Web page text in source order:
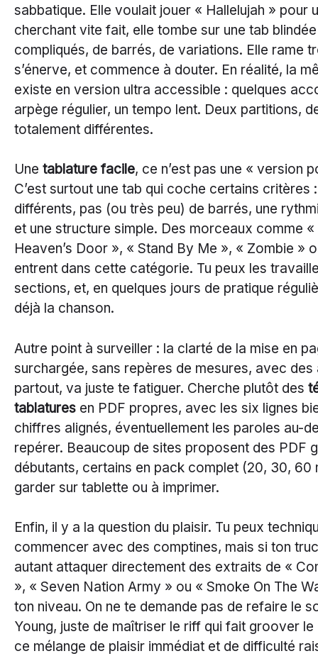
sabbatique. Elle voulait jouer « Hallelujah » pour
cherchant vite fait, elle tombe sur une tab blindée
compliqués, de barrés, de variations. Elle rame
s’énerve, et commence à douter. En réalité, la
existe en version ultra accessible : quelques
arpège régulier, un tempo lent. Deux partitions,
totalement différentes.
Une tablature facile, ce n’est pas une « version
C’est surtout une tab qui coche certains critères
différents, pas (ou très peu) de barrés, une
et une structure simple. Des morceaux comme «
Heaven’s Door », « Stand By Me », « Zombie »
entrent dans cette catégorie. Tu peux les
sections, et, en quelques jours de pratique
déjà la chanson.
Autre point à surveiller : la clarté de la mise en
surchargée, sans repères de mesures, avec des
partout, va juste te fatiguer. Cherche plutôt des
tablatures en PDF propres, avec les six lignes
chiffres alignés, éventuellement les paroles au-
repérer. Beaucoup de sites proposent des PDF
débutants, certains en pack complet (20, 30, 60
garder sur tablette ou à imprimer.
Enfin, il y a la question du plaisir. Tu peux
commencer avec des comptines, mais si ton
autant attaquer directement des extraits de «
», « Seven Nation Army » ou « Smoke On The
ton niveau. On ne te demande pas de refaire le
Young, juste de maîtriser le riff qui fait groover le
ce mélange de plaisir immédiat et de difficulté